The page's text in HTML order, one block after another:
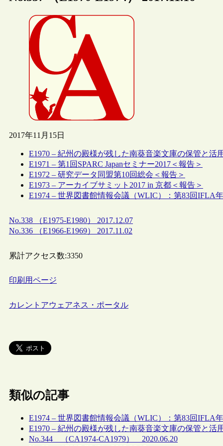
2017年11月15日
E1970 – 紀州の殿様が残した南葵音楽文庫の保管と活用
E1971 – 第1回SPARC Japanセミナー2017＜報告＞
E1972 – 研究データ同盟第10回総会＜報告＞
E1973 – アーカイブサミット2017 in 京都＜報告＞
E1974 – 世界図書館情報会議（WLIC）：第83回IFLA
No.338 （E1975-E1980） 2017.12.07
No.336 （E1966-E1969） 2017.11.02
累計アクセス数:3350
印刷用ページ
カレントアウェアネス・ポータル
類似の記事
E1974 – 世界図書館情報会議（WLIC）：第83回IFLA
E1970 – 紀州の殿様が残した南葵音楽文庫の保管と活用
No.344 （CA1974-CA1979） 2020.06.20